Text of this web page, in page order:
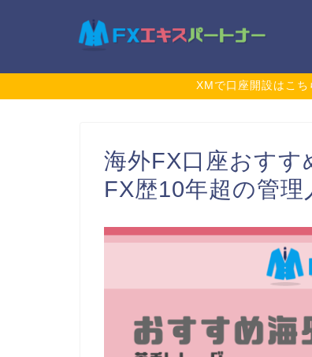
XMで口座開設はこち
海外FX口座おすす
FX歴10年超の管理